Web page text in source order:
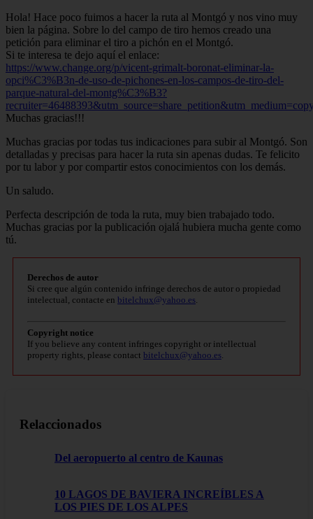
Hola! Hace poco fuimos a hacer la ruta al Montgó y nos vino muy
bien la página. Sobre lo del campo de tiro hemos creado una
petición para eliminar el tiro a pichón en el Montgó.
Si te interesa te dejo aquí el enlace:
https://www.change.org/p/vicent-grimalt-boronat-eliminar-la-
opci%C3%B3n-de-uso-de-pichones-en-los-campos-de-tiro-del-
parque-natural-del-montg%C3%B3?
Muchas gracias!!!
Muchas gracias por todas tus indicaciones para subir al Montgó. Son
detalladas y precisas para hacer la ruta sin apenas dudas. Te felicito
por tu labor y por compartir estos conocimientos con los demás.
Un saludo.
Perfecta descripción de toda la ruta, muy bien trabajado todo.
Muchas gracias por la publicación ojalá hubiera mucha gente como
tú.
Derechos de autor
Si cree que algún contenido infringe derechos de autor o propiedad
intelectual, contacte en bitelchux@yahoo.es
Copyright notice
If you believe any content infringes copyright or intellectual
property rights, please contact bitelchux@yahoo.es
Relaccionados
Del aeropuerto al centro de Kaunas
10 LAGOS DE BAVIERA INCREÍBLES A
LOS PIES DE LOS ALPES